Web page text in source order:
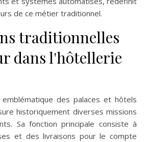
de ce métier traditionnel.
traditionnelles
dans l'hôtellerie
des palaces et hôtels
historiquement diverses missions
Sa fonction principale consiste à
et des livraisons pour le compte